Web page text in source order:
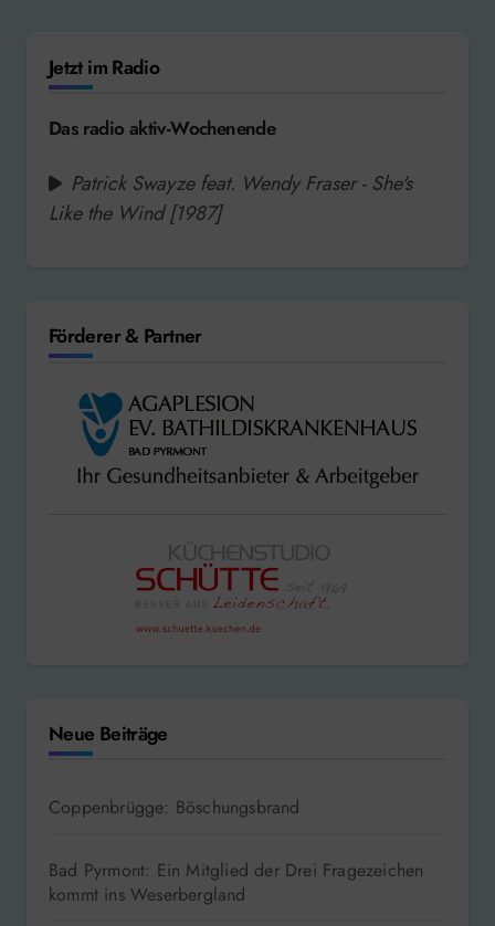
Jetzt im Radio
Das radio aktiv-Wochenende
Patrick Swayze feat. Wendy Fraser - She's
Like the Wind [1987]
Förderer & Partner
Neue Beiträge
Coppenbrügge: Böschungsbrand
Bad Pyrmont: Ein Mitglied der Drei Fragezeichen
kommt ins Weserbergland